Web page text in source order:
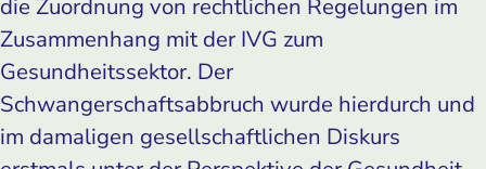
die Zuordnung von rechtlichen Regelungen im
Zusammenhang mit der IVG zum
Gesundheitssektor. Der
Schwangerschaftsabbruch wurde hierdurch und
im damaligen gesellschaftlichen Diskurs